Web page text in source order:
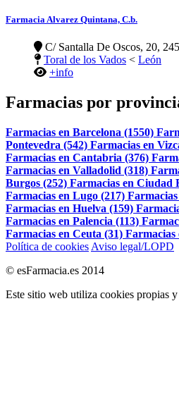
Farmacia Alvarez Quintana, C.b.
C/ Santalla De Oscos, 20,
Toral de los Vados < León
+info
Farmacias por
Farmacias en Barcelona (1550)
Pontevedra (542) Farmacias en
Farmacias en Cantabria (376)
Farmacias en Valladolid (318)
Burgos (252) Farmacias en Ciudad
Farmacias en Lugo (217)
Farmacias en Huelva (159)
Farmacias en Palencia (113)
Farmacias en Ceuta (31) Farmacias
Política de cookies Aviso legal/LOPD
© esFarmacia.es 2014
Este sitio web utiliza cookies propias